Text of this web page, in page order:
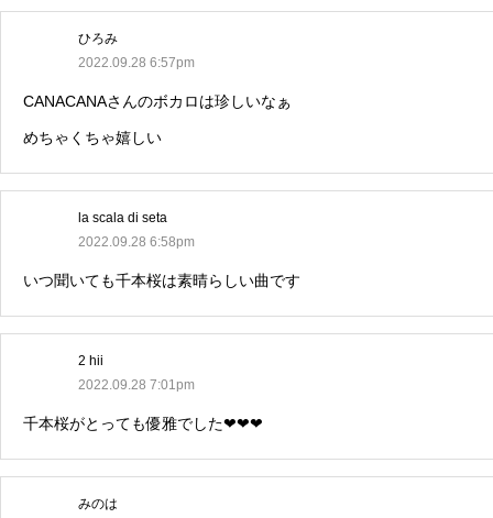
ひろみ
2022.09.28 6:57pm
CANACANAさんのボカロは珍しいなぁ
めちゃくちゃ嬉しい
la scala di seta
2022.09.28 6:58pm
いつ聞いても千本桜は素晴らしい曲です
2 hii
2022.09.28 7:01pm
千本桜がとっても優雅でした❤❤❤
みのは